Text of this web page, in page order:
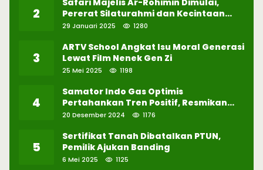
2
Pererat Silaturahmi dan Kecintaan
pada Selawat
29 Januari 2025 1280
3
ARTV School Angkat Isu Moral Generasi
Lewat Film Nenek Gen Zi
25 Mei 2025 1198
4
Samator Indo Gas Optimis
Pertahankan Tren Positif, Resmikan
Pabrik Hidrogen ke-57 di Batam
20 Desember 2024 1176
5
Sertifikat Tanah Dibatalkan PTUN,
Pemilik Ajukan Banding
6 Mei 2025 1125